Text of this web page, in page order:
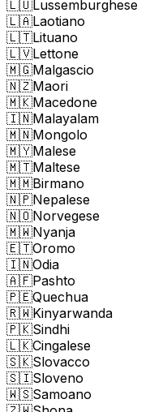
🇱🇺Lussemburghese
🇱🇦Laotiano
🇱🇹Lituano
🇱🇻Lettone
🇲🇬Malgascio
🇳🇿Maori
🇲🇰Macedone
🇮🇳Malayalam
🇲🇳Mongolo
🇲🇾Malese
🇲🇹Maltese
🇲🇲Birmano
🇳🇵Nepalese
🇳🇴Norvegese
🇲🇼Nyanja
🇪🇹Oromo
🇮🇳Odia
🇦🇫Pashto
🇵🇪Quechua
🇷🇼Kinyarwanda
🇵🇰Sindhi
🇱🇰Cingalese
🇸🇰Slovacco
🇸🇮Sloveno
🇼🇸Samoano